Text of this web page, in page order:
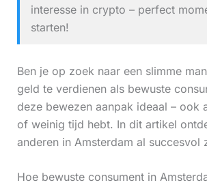
interesse in crypto – perfect
starten!
Ben je op zoek naar een slimme
geld te verdienen als bewuste
deze bewezen aanpak ideaal – ook
of weinig tijd hebt. In dit artikel
anderen in Amsterdam al succesvol
Hoe bewuste consument in